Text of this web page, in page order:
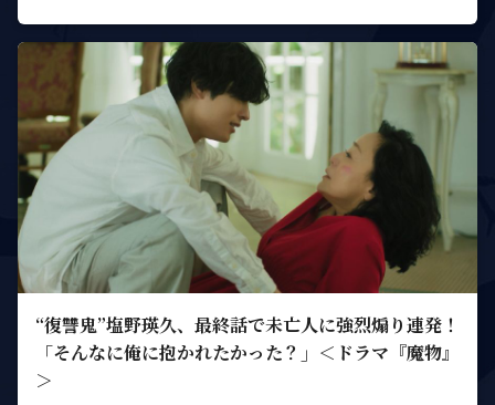
“復讐鬼”塩野瑛久、最終話で未亡人に強烈煽り連発！
「そんなに俺に抱かれたかった？」＜ドラマ『魔物』
＞